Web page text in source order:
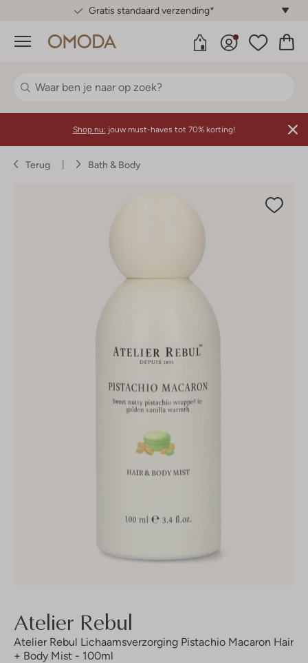
Gratis standaard verzending*
Menu
Shop nu: jouw must-haves tot 70% korting!
Terug Bath & Body
Atelier Rebul
Atelier Rebul Lichaamsverzorging Pistachio Macaron Hair
+ Body Mist - 100ml